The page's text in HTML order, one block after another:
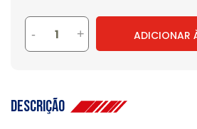
- + ADICIONAR
Descrição